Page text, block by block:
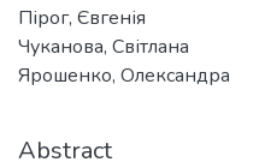
Пірог, Євгенія
Чуканова, Світлана
Ярошенко, Олександра
Abstract